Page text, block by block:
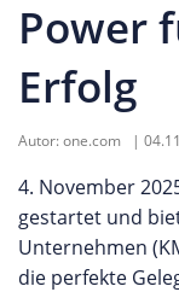
Power
Erfolg
Autor:one.com |
4. November
gestartet und
Unternehmen
die perfekte